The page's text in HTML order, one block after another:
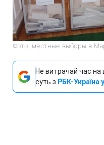
Фото: местные выборы в
Не витрачай час на
суть з РБК-Україна